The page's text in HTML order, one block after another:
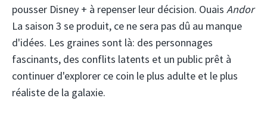
pousser Disney + à repenser leur décision. Ouais Andor
La saison 3 se produit, ce ne sera pas dû au manque
d'idées. Les graines sont là: des personnages
fascinants, des conflits latents et un public prêt à
continuer d'explorer ce coin le plus adulte et le plus
réaliste de la galaxie.